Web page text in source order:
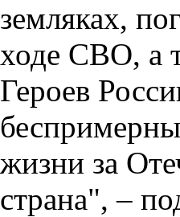
земляках,
ходе СВО, а
Героев
жизни за
страна", –